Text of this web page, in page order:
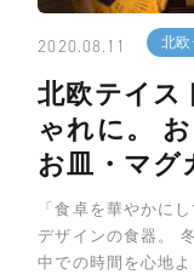
2020.08.11 北欧
北欧テイス
ゃれに。
お皿・マグ
「食卓を華やかに
デザインの食器。
中での時間を心地